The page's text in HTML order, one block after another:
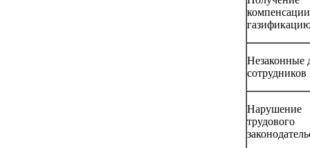
Незаконные
Нарушение
трудового